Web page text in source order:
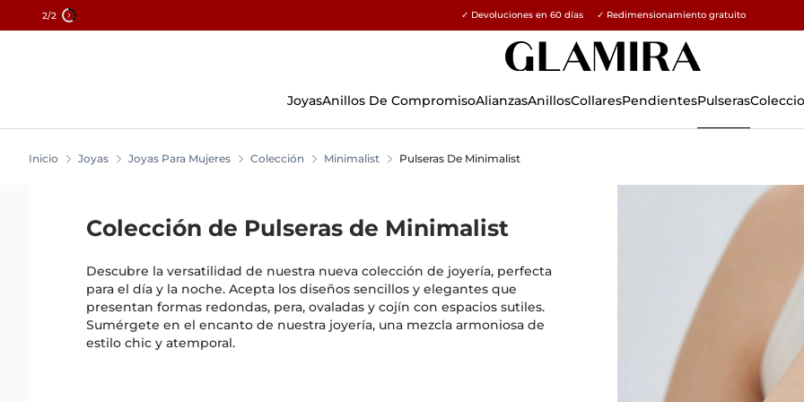
2/2 15% en todos los pedidos →
✓ Devoluciones en 60 días ✓ Redimensionamiento gratuito
JoyasAnillos De CompromisoAlianzasAnillosCollaresPendientesPulseras
Inicio Joyas Joyas Para Mujeres Colección Minimalist Pulseras De Minimalist
Colección de Pulseras de Minimalist
Descubre la versatilidad de nuestra nueva colección de joyería, perfecta
para el día y la noche. Acepta los diseños sencillos y elegantes que
presentan formas redondas, pera, ovaladas y cojín con espacios sutiles.
Sumérgete en el encanto de nuestra joyería, una mezcla armoniosa de
estilo chic y atemporal.